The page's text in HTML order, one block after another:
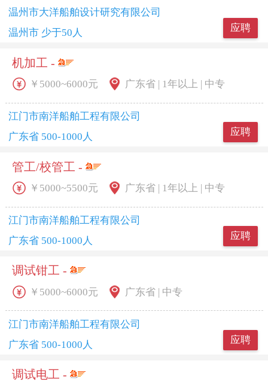
应聘
温州市大洋船舶设计研究有限公司
温州市 少于50人
机加工 -
应聘
￥5000~6000元 广东省 | 1年以上 | 中专
江门市南洋船舶工程有限公司
广东省 500-1000人
管工/校管工 -
应聘
￥5000~5500元 广东省 | 1年以上 | 中专
江门市南洋船舶工程有限公司
广东省 500-1000人
调试钳工 -
应聘
￥5000~6000元 广东省 | 中专
江门市南洋船舶工程有限公司
广东省 500-1000人
调试电工 -